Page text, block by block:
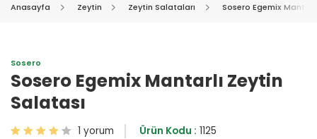
Anasayfa Zeytin Zeytin Salataları Sosero Egemix
Sosero
Sosero Egemix Mantarlı Zeytin
Salatası
1 yorum Ürün Kodu : 1125